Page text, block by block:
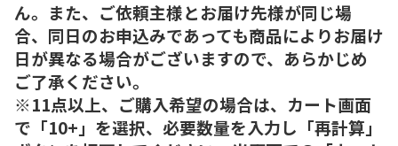
ん。また、ご依頼主様とお届け先様が同じ場
合、同日のお申込みであっても商品によりお届け
日が異なる場合がございますので、あらかじめ
ご了承ください。
※11点以上、ご購入希望の場合は、カート画面
で「10+」を選択、必要数量を入力し「再計算」